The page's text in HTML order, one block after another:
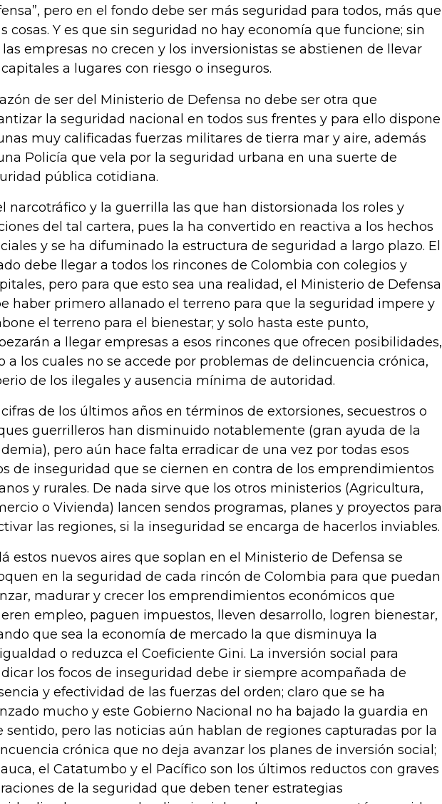
pero en el fondo debe ser más seguridad para todos, más que
cosas. Y es que sin seguridad no hay economía que funcione; sin
empresas no crecen y los inversionistas se abstienen de llevar
a lugares con riesgo o inseguros.
de ser del Ministerio de Defensa no debe ser otra que
la seguridad nacional en todos sus frentes y para ello dispone
muy calificadas fuerzas militares de tierra mar y aire, además
Policía que vela por la seguridad urbana en una suerte de
pública cotidiana.
narcotráfico y la guerrilla las que han distorsionada los roles y
del tal cartera, pues la ha convertido en reactiva a los hechos
y se ha difuminado la estructura de seguridad a largo plazo. El
debe llegar a todos los rincones de Colombia con colegios y
pero para que esto sea una realidad, el Ministerio de Defensa
haber primero allanado el terreno para que la seguridad impere y
el terreno para el bienestar; y solo hasta este punto,
a llegar empresas a esos rincones que ofrecen posibilidades,
a los cuales no se accede por problemas de delincuencia crónica,
de los ilegales y ausencia mínima de autoridad.
cifras de los últimos años en términos de extorsiones, secuestros o
guerrilleros han disminuido notablemente (gran ayuda de la
pero aún hace falta erradicar de una vez por todas esos
de inseguridad que se ciernen en contra de los emprendimientos
y rurales. De nada sirve que los otros ministerios (Agricultura,
o Vivienda) lancen sendos programas, planes y proyectos para
las regiones, si la inseguridad se encarga de hacerlos inviables.
estos nuevos aires que soplan en el Ministerio de Defensa se
en la seguridad de cada rincón de Colombia para que puedan
madurar y crecer los emprendimientos económicos que
empleo, paguen impuestos, lleven desarrollo, logren bienestar,
que sea la economía de mercado la que disminuya la
o reduzca el Coeficiente Gini. La inversión social para
los focos de inseguridad debe ir siempre acompañada de
y efectividad de las fuerzas del orden; claro que se ha
mucho y este Gobierno Nacional no ha bajado la guardia en
sentido, pero las noticias aún hablan de regiones capturadas por la
crónica que no deja avanzar los planes de inversión social;
el Catatumbo y el Pacífico son los últimos reductos con graves
de la seguridad que deben tener estrategias